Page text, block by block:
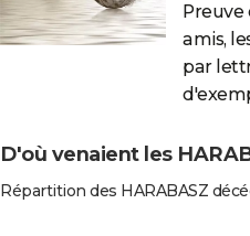
amis,
par
D'où venaient les
Répartition des HARABASZ